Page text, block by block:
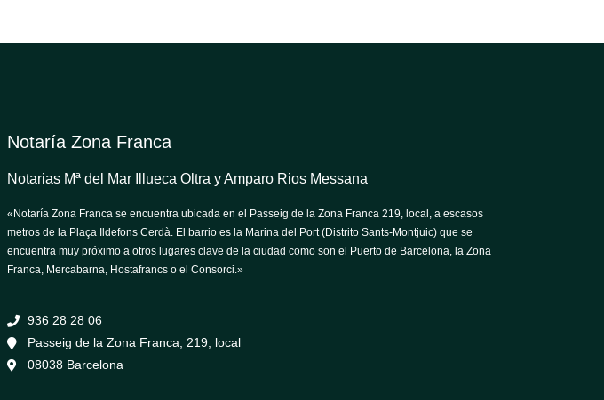
Notaría Zona Franca
Notarias Mª del Mar Illueca Oltra y Amparo Rios Messana
«Notaría Zona Franca se encuentra ubicada en el Passeig de la Zona Franca 219, local, a escasos
metros de la Plaça Ildefons Cerdà. El barrio es la Marina del Port (Distrito Sants-Montjuic) que se
encuentra muy próximo a otros lugares clave de la ciudad como son el Puerto de Barcelona, la Zona
Franca, Mercabarna, Hostafrancs o el Consorci.»
936 28 28 06
Passeig de la Zona Franca, 219, local
08038 Barcelona